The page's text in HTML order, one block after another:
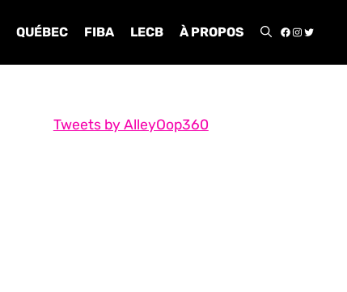
QUÉBEC FIBA LECB À PROPOS
Tweets by AlleyOop360